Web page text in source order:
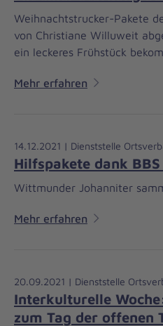
Weihnachtstrucker-Pakete
von Christiane Willuweit
ein leckeres Frühstück
Mehr erfahren
14.12.2021 | Dienststelle
Hilfspakete dank
Wittmunder Johanniter
Mehr erfahren
20.09.2021 | Dienststelle
Interkulturelle
zum Tag der offenen